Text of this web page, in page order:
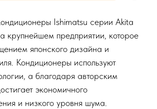
Ishimatsu серии Akita
крупнейшем предприятии, которое
японского дизайна и
Кондиционеры используют
а благодаря авторским
экономичного
и низкого уровня шума.